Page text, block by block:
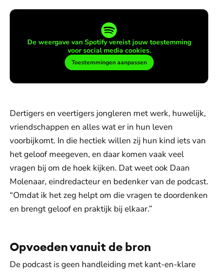
De weergave van Spotify vereist jouw toestemming
voor social media cookies.
Toestemmingen aanpassen
Dertigers en veertigers jongleren met werk, huwelijk,
vriendschappen en alles wat er in hun leven
voorbijkomt. In die hectiek willen zij hun kind iets van
het geloof meegeven, en daar komen vaak veel
vragen bij om de hoek kijken. Dat weet ook Daan
Molenaar, eindredacteur en bedenker van de podcast.
“Omdat ik het zeg helpt om die vragen te doordenken
en brengt geloof en praktijk bij elkaar.”
Opvoeden vanuit de bron
De podcast is geen handleiding met kant-en-klare